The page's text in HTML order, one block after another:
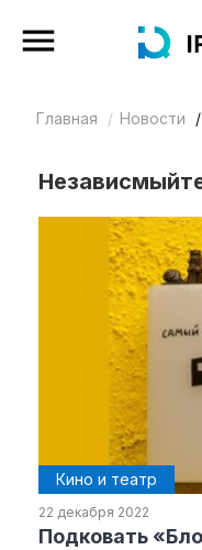
Все материалы
Legal review
События
IPQ.365
IP Stories
Календарь
Главная Новости
Кино и театр
22 декабря 2022
Подковать